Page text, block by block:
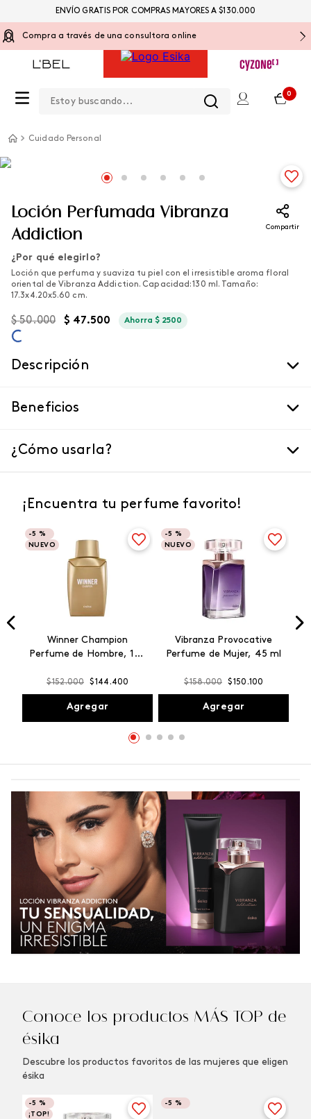
Compra a través de una consultora online
0
ENVÍO GRATIS POR COMPRAS MAYORES A $130.000
Cuidado Personal
Loción Perfumada Vibranza
Addiction
Compartir
¿Por qué elegirlo?
Loción que perfuma y suaviza tu piel con el irresistible aroma floral
oriental de Vibranza Addiction. Capacidad: 130 ml. Tamaño:
17.3x4.20x5.60 cm.
$ 50.000 $ 47.500 Ahorra$ 2500
Descripción
Beneficios
¿Cómo usarla?
¡Encuentra tu perfume favorito!
-5 %
NUEVO
Winner Champion
Perfume de Hombre, 100
$152.000 $144 .400
Agregar
-5 %
NUEVO
Vibranza Provocative
Perfume de Mujer, 45 ml
$158.000 $150 .100
Agregar
Conoce los productos MÁS TOP de
ésika
Descubre los productos favoritos de las mujeres que eligen
ésika
-5 %
¡TOP!
-5 %